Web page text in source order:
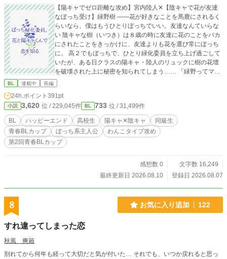
【陽キャでゼロ距離な攻め】宮内陸人✕【陰キャで花が友達
なぼっち受け】緑野樹 ――花が好きなことを馬鹿にされるく
らいなら、僕はもうひとりぼっちでいい。友達なんていらな
い 陰キャな樹（いつき）は８歳の時に友達に花のことをバカ
にされたことをきっかけに、友達よりも花を選び常にぼっち
に。 高２でもぼっちで、ひとり緑化委員を立ち上げ過ごして
いたが、ある日クラスの陽キャ・陸人のリュックに樹の花壇
を破壊された上に秘密を知られてしまう…… 「緑野ってマジ
で魔法みたいに花咲かせるんだな！」 「だから近いって
とになったが、彼は距離感がゼロタイプで！？ 真逆な二人が
花を中心に織りなす爽やか青春ＢＬ！
BL 連載中 長編
24h.ポイント 391pt
小説 3,620 位 / 229,045件 BL 733 位 / 31,499件
BL ハッピーエンド 高校生 陽キャ✕陰キャ
同級生
青春BLカップ​
ぼっち系主人公
わんこタイプ攻め
第2回青春BLカップ
感想数 0
文字数 16,249
最終更新日 2026.08.10
登録日 2026.08.07
8 お気に入り追加 122
すれ違ってしまった恋
秋風 爽籟
別れてから何年も経って大切だと気が付いた… それでも、いつか戻れると思っ